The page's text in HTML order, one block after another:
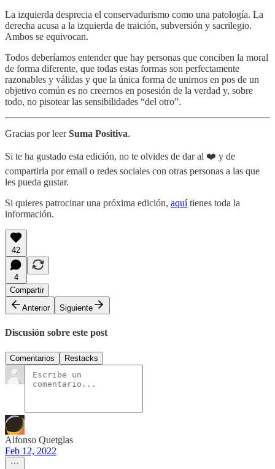
La izquierda desprecia el conservadurismo como una patología. La
derecha acusa a la izquierda de traición, subversión y sacrilegio.
Ambos se equivocan.
Todos deberíamos entender que hay personas que conciben la moral
de forma diferente, que todas estas formas son perfectamente
razonables y válidas y que la única forma de unirnos en pos de un
objetivo común es no creernos en posesión de la verdad y, sobre
todo, no pisotear las sensibilidades “del otro”.
Gracias por leerSuma Positiva.
Si te ha gustado esta edición, no te olvides de dar al ❤️ y de
compartirla por email o redes sociales con otras personas a las que
les pueda gustar.
Si quieres patrocinar una próxima edición, aquítienes toda la
información.
42
4
Compartir
Anterior
Siguiente
Discusión sobre este post
Comentarios Restacks
Alfonso Quetglas
Feb 12, 2022